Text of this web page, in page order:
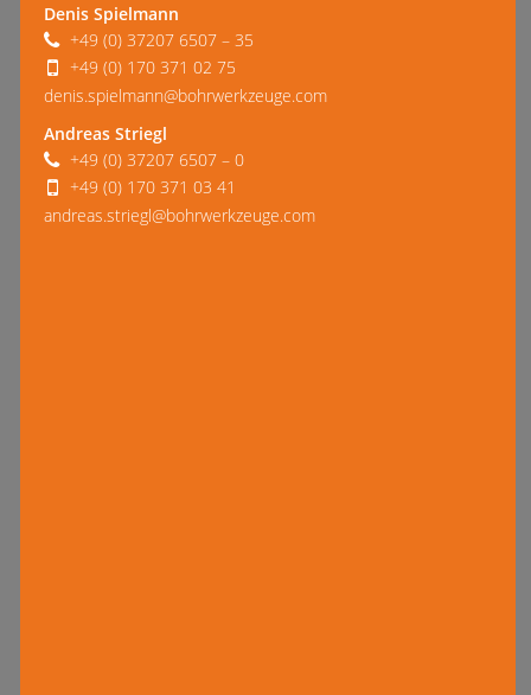
Denis Spielmann
+49 (0) 37207 6507 – 35
+49 (0) 170 371 02 75
denis.spielmann@bohrwerkzeuge.com
Andreas Striegl
+49 (0) 37207 6507 – 0
+49 (0) 170 371 03 41
andreas.striegl@bohrwerkzeuge.com